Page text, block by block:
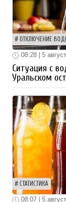
ОТКЛЮЧЕНИЕ
08:28 | 5
Ситуация с
Уральском
СТАТИСТИКА
08:07 | 5